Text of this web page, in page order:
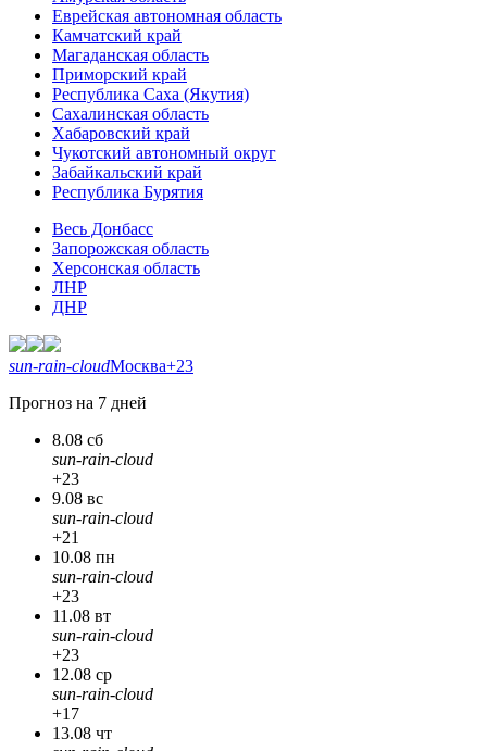
Еврейская автономная область
Камчатский край
Магаданская область
Приморский край
Республика Саха (Якутия)
Сахалинская область
Хабаровский край
Чукотский автономный округ
Забайкальский край
Республика Бурятия
Весь Донбасс
Запорожская область
Херсонская область
ЛНР
ДНР
sun-rain-cloudМосква+23
Прогноз на 7 дней
8.08 сб
sun-rain-cloud
+23
9.08 вс
sun-rain-cloud
+21
10.08 пн
sun-rain-cloud
+23
11.08 вт
sun-rain-cloud
+23
12.08 ср
sun-rain-cloud
+17
13.08 чт